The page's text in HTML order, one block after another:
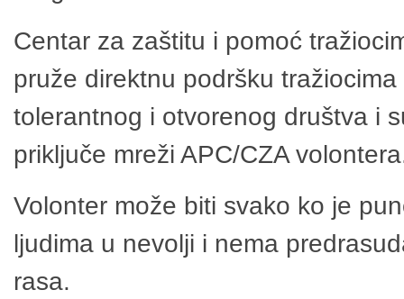
Centar za zaštitu i pomoć
pruže direktnu podršku
tolerantnog i otvorenog društva i
priključe mreži APC/CZA
Volonter može biti svako ko je
ljudima u nevolji i nema
rasa.